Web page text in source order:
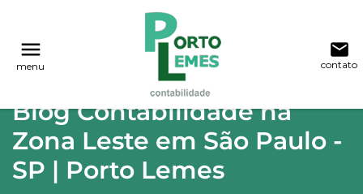
menu
menu
email
contato
Blog Contabilidade na
Zona Leste em São Paulo -
SP | Porto Lemes
NAVEGAÇÃO
Voltar ao site
Blog
Contabilidade
Notícias
FALE CONOSCO
(11) 2015-4955
location_on
Rua Lutécia,682 Vila Carrão - São Paulo
03423-000